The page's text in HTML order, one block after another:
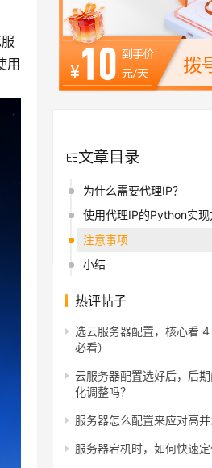
用
文章目录
为什么需要代理IP？
使用代理IP的Python实现
注意事项
小结
热评帖子
选云服务器配置，核心看
必看）
云服务器配置选好后，后
化调整吗？
服务器怎么配置来应对高并
服务器宕机时，如何快速定